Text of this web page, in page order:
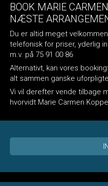
BOOK MARIE
NÆSTE
Du er altid meget
telefonisk for priser, yderlig
m.v. på 75 91 00 86
Alternativt, kan vores
alt sammen ganske
Vi vil derefter vende tilbage
hvorvidt Marie Carmen